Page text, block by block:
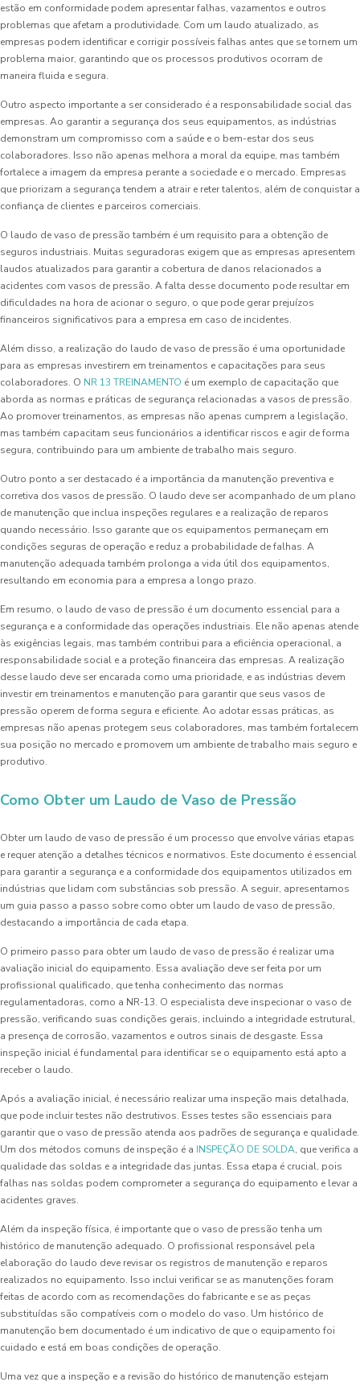
estão em conformidade podem apresentar falhas, vazamentos e outros
problemas que afetam a produtividade. Com um laudo atualizado, as
empresas podem identificar e corrigir possíveis falhas antes que se tornem um
problema maior, garantindo que os processos produtivos ocorram de
maneira fluida e segura.
Outro aspecto importante a ser considerado é a responsabilidade social das
empresas. Ao garantir a segurança dos seus equipamentos, as indústrias
demonstram um compromisso com a saúde e o bem-estar dos seus
colaboradores. Isso não apenas melhora a moral da equipe, mas também
fortalece a imagem da empresa perante a sociedade e o mercado. Empresas
que priorizam a segurança tendem a atrair e reter talentos, além de conquistar a
confiança de clientes e parceiros comerciais.
O laudo de vaso de pressão também é um requisito para a obtenção de
seguros industriais. Muitas seguradoras exigem que as empresas apresentem
laudos atualizados para garantir a cobertura de danos relacionados a
acidentes com vasos de pressão. A falta desse documento pode resultar em
dificuldades na hora de acionar o seguro, o que pode gerar prejuízos
financeiros significativos para a empresa em caso de incidentes.
Além disso, a realização do laudo de vaso de pressão é uma oportunidade
para as empresas investirem em treinamentos e capacitações para seus
colaboradores. O NR 13 TREINAMENTO é um exemplo de capacitação que
aborda as normas e práticas de segurança relacionadas a vasos de pressão.
Ao promover treinamentos, as empresas não apenas cumprem a legislação,
mas também capacitam seus funcionários a identificar riscos e agir de forma
segura, contribuindo para um ambiente de trabalho mais seguro.
Outro ponto a ser destacado é a importância da manutenção preventiva e
corretiva dos vasos de pressão. O laudo deve ser acompanhado de um plano
de manutenção que inclua inspeções regulares e a realização de reparos
quando necessário. Isso garante que os equipamentos permaneçam em
condições seguras de operação e reduz a probabilidade de falhas. A
manutenção adequada também prolonga a vida útil dos equipamentos,
resultando em economia para a empresa a longo prazo.
Em resumo, o laudo de vaso de pressão é um documento essencial para a
segurança e a conformidade das operações industriais. Ele não apenas atende
às exigências legais, mas também contribui para a eficiência operacional, a
responsabilidade social e a proteção financeira das empresas. A realização
desse laudo deve ser encarada como uma prioridade, e as indústrias devem
investir em treinamentos e manutenção para garantir que seus vasos de
pressão operem de forma segura e eficiente. Ao adotar essas práticas, as
empresas não apenas protegem seus colaboradores, mas também fortalecem
sua posição no mercado e promovem um ambiente de trabalho mais seguro e
produtivo.
Como Obter um Laudo de Vaso de Pressão
Obter um laudo de vaso de pressão é um processo que envolve várias etapas
e requer atenção a detalhes técnicos e normativos. Este documento é essencial
para garantir a segurança e a conformidade dos equipamentos utilizados em
indústrias que lidam com substâncias sob pressão. A seguir, apresentamos
um guia passo a passo sobre como obter um laudo de vaso de pressão,
destacando a importância de cada etapa.
O primeiro passo para obter um laudo de vaso de pressão é realizar uma
avaliação inicial do equipamento. Essa avaliação deve ser feita por um
profissional qualificado, que tenha conhecimento das normas
regulamentadoras, como a NR-13. O especialista deve inspecionar o vaso de
pressão, verificando suas condições gerais, incluindo a integridade estrutural,
a presença de corrosão, vazamentos e outros sinais de desgaste. Essa
inspeção inicial é fundamental para identificar se o equipamento está apto a
receber o laudo.
Após a avaliação inicial, é necessário realizar uma inspeção mais detalhada,
que pode incluir testes não destrutivos. Esses testes são essenciais para
garantir que o vaso de pressão atenda aos padrões de segurança e qualidade.
Um dos métodos comuns de inspeção é a INSPEÇÃO DE SOLDA, que verifica a
qualidade das soldas e a integridade das juntas. Essa etapa é crucial, pois
falhas nas soldas podem comprometer a segurança do equipamento e levar a
acidentes graves.
Além da inspeção física, é importante que o vaso de pressão tenha um
histórico de manutenção adequado. O profissional responsável pela
elaboração do laudo deve revisar os registros de manutenção e reparos
realizados no equipamento. Isso inclui verificar se as manutenções foram
feitas de acordo com as recomendações do fabricante e se as peças
substituídas são compatíveis com o modelo do vaso. Um histórico de
manutenção bem documentado é um indicativo de que o equipamento foi
cuidado e está em boas condições de operação.
Uma vez que a inspeção e a revisão do histórico de manutenção estejam